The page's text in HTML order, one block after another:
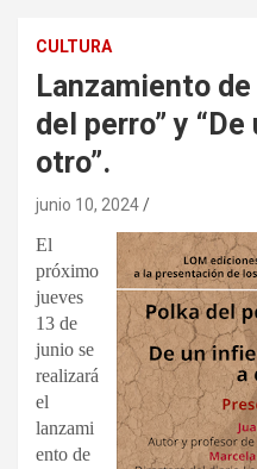
CULTURA
Lanzamiento
del perro” y
otro”.
junio 10, 2024
El
próximo
jueves
13 de
junio se
realizará
el
lanzami
ento de